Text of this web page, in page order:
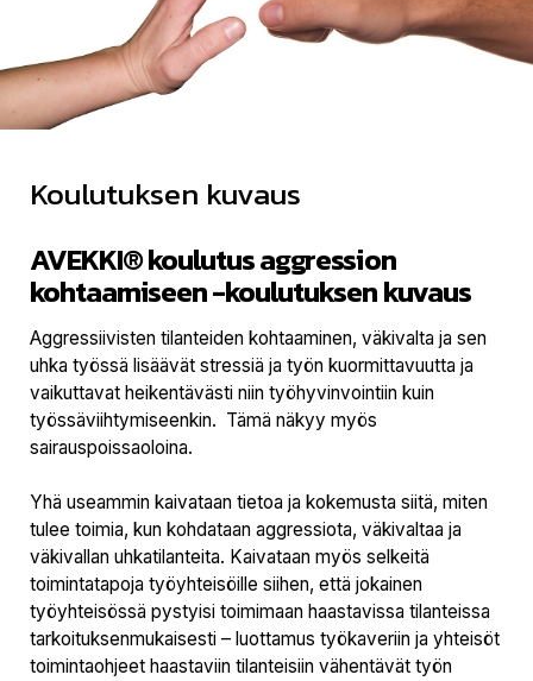
Koulutuksen kuvaus
AVEKKI® koulutus aggression
kohtaamiseen -koulutuksen kuvaus
Aggressiivisten tilanteiden kohtaaminen, väkivalta ja sen
uhka työssä lisäävät stressiä ja työn kuormittavuutta ja
vaikuttavat heikentävästi niin työhyvinvointiin kuin
työssäviihtymiseenkin. Tämä näkyy myös
sairauspoissaoloina.
Yhä useammin kaivataan tietoa ja kokemusta siitä, miten
tulee toimia, kun kohdataan aggressiota, väkivaltaa ja
väkivallan uhkatilanteita. Kaivataan myös selkeitä
toimintatapoja työyhteisöille siihen, että jokainen
työyhteisössä pystyisi toimimaan haastavissa tilanteissa
tarkoituksenmukaisesti – luottamus työkaveriin ja yhteisöt
toimintaohjeet haastaviin tilanteisiin vähentävät työn